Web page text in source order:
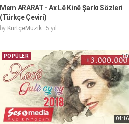
Mem ARARAT - Ax Lê Kinê Şarkı Sözleri
(Türkçe Çeviri)
by KürtçeMüzik 5 yıl
04:16
15
POPÜLER